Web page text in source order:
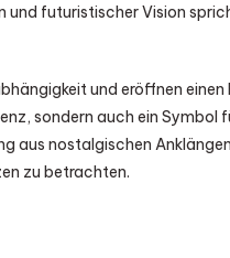
futuristischer Vision
und eröffnen einen
sondern auch ein Symbol
aus nostalgischen
zu betrachten.